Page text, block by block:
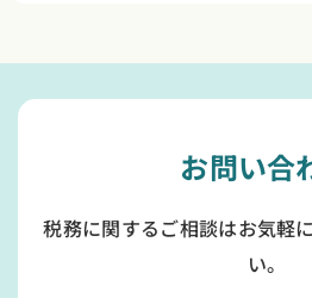
お問い合
税務に関するご相談はお気軽
い。